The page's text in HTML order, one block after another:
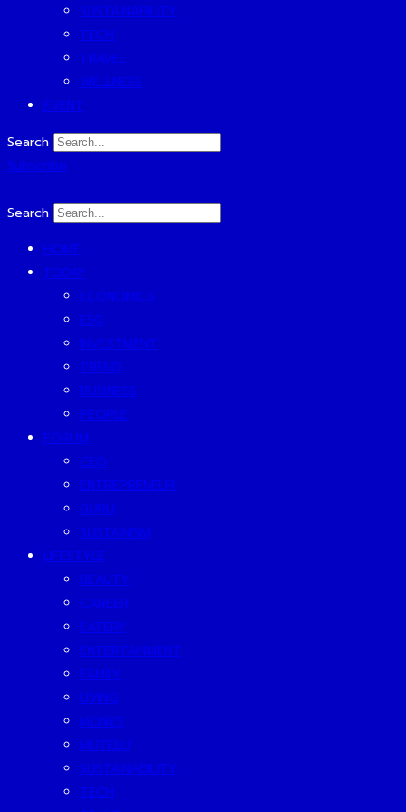
SUSTAINABILITY
TECH
TRAVEL
WELLNESS
EVENT
Search
Subscribe
Search
HOME
TODAY
ECONOMICS
ESG
INVESTMENT
TREND
BUSINESS
PEOPLE
FORUM
CEO
ENTREPRENEUR
GURU
SUSTAINISM
LIFESTYLE
BEAUTY
CAREER
EATERY
ENTERTAINMENT
FAMILY
LIVING
MONEY
MUTELU
SUSTAINABILITY
TECH